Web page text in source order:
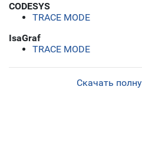
CODESYS
TRACE MODE
IsaGraf
TRACE MODE
Скачать